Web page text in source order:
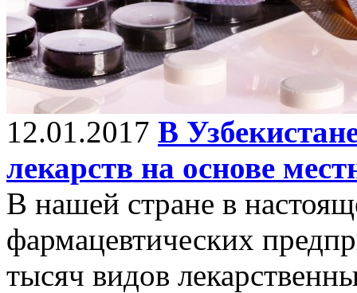
12.01.2017 В
лекарств на основе
В нашей стране в
фармацевтических
тысяч видов